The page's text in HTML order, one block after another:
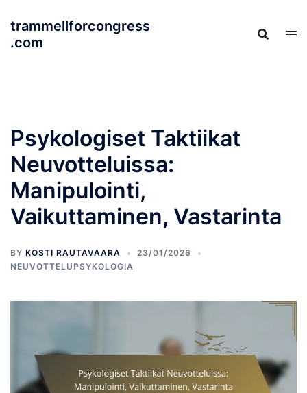
content
trammellforcongress
.com
Psykologiset Taktiikat
Neuvotteluissa:
Manipulointi,
Vaikuttaminen, Vastarinta
BY KOSTI RAUTAVAARA
23/01/2026
NEUVOTTELUPSYKOLOGIA